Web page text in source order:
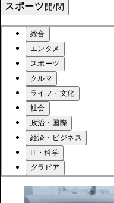
スポーツ開/閉
総合
エンタメ
スポーツ
クルマ
ライフ・文化
社会
政治・国際
経済・ビジネス
IT・科学
グラビア